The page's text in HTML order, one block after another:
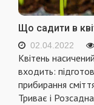
Що садити в
02.04.2022
Квітень
входить:
прибирання
Триває і